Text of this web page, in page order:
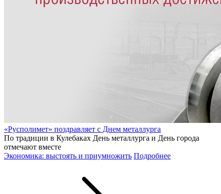
«Русполимет» поздравляет с Днем металлурга
По традиции в Кулебаках День металлурга и День города
отмечают вместе
Экономика: выстоять и приумножить Подробнее